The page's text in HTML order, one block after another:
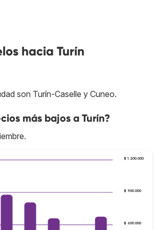
hacia Turín
son Turín-Caselle y Cuneo.
más bajos a Turín?
$ 600.000
$ 900.000
$ 1.200.000